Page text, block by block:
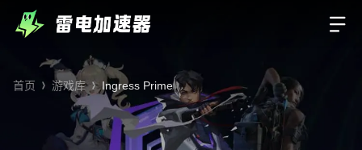
首页 游戏库 Ingress Prime